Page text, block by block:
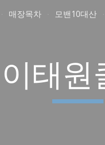
매장목차 모밴10대산
이태원